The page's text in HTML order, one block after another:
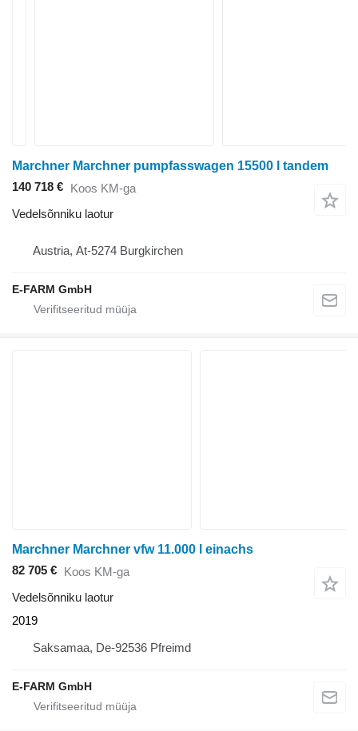
Marchner Marchner pumpfasswagen 15500 l tandem
140 718 € Koos KM-ga
Vedelsõnniku laotur
Austria, At-5274 Burgkirchen
E-FARM GmbH
Marchner Marchner vfw 11.000 l einachs
82 705 € Koos KM-ga
Vedelsõnniku laotur
2019
Saksamaa, De-92536 Pfreimd
E-FARM GmbH